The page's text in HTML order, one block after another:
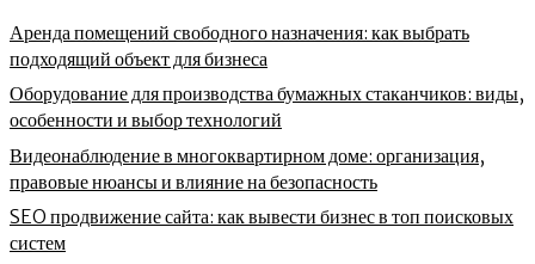
Аренда помещений свободного назначения: как выбрать
подходящий объект для бизнеса
Оборудование для производства бумажных стаканчиков: виды,
особенности и выбор технологий
Видеонаблюдение в многоквартирном доме: организация,
правовые нюансы и влияние на безопасность
SEO продвижение сайта: как вывести бизнес в топ поисковых
систем